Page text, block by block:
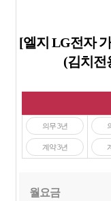
[엘지 LG전자
(김치전
의무 3년
계약 3년
월요금